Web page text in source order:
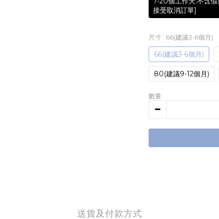
接受取消訂單]
尺寸 : 66(建議3-6個月)
66(建議3-6個月)
80(建議9-12個月)
數量
送貨及付款方式